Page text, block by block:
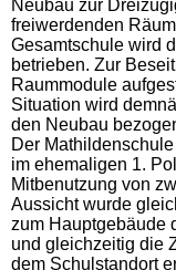
Neubau zur
freiwerdenden
Gesamtschule wird
betrieben. Zur
Raummodule
Situation wird
den Neubau
Der
im ehemaligen 1.
Mitbenutzung von
Aussicht wurde
zum Hauptgebäude
und gleichzeitig die
dem Schulstandort